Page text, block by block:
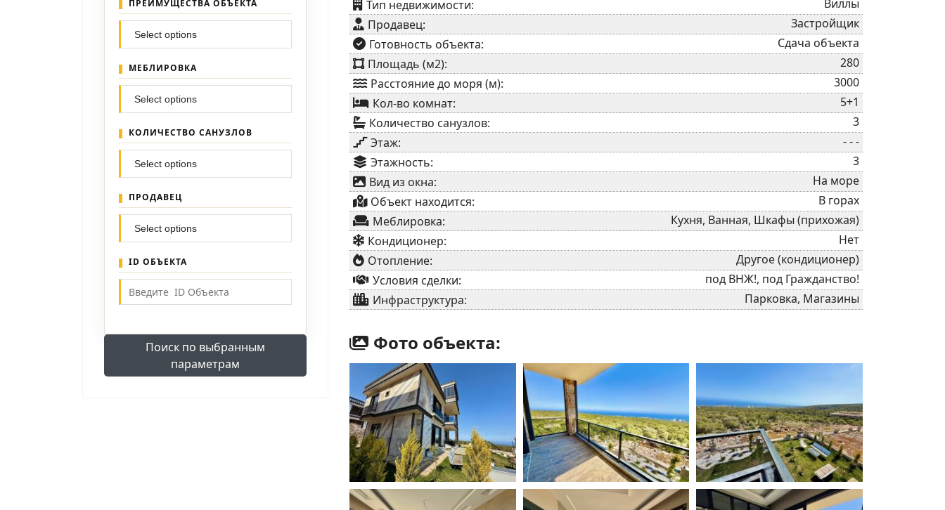
ПРЕИМУЩЕСТВА ОБЪЕКТА
МЕБЛИРОВКА
КОЛИЧЕСТВО САНУЗЛОВ
ПРОДАВЕЦ
ID ОБЪЕКТА
Поиск по выбранным
параметрам
⁠Тип недвижимости:
Виллы
Продавец:
Застройщик
⁠Готовность объекта:
Сдача объекта
Площадь (м2):
280
Расстояние до моря (м):
3000
Кол-во комнат:
5+1
Количество санузлов:
3
Этаж:
- - -
Этажность:
3
Вид из окна:
На море
Объект находится:
В горах
Меблировка:
Кухня, Ванная, Шкафы (прихожая)
Кондиционер:
Нет
Отопление:
Другое (кондиционер)
Условия сделки:
под ВНЖ!, под Гражданство!
Инфраструктура:
Парковка, Магазины
Фото объекта: